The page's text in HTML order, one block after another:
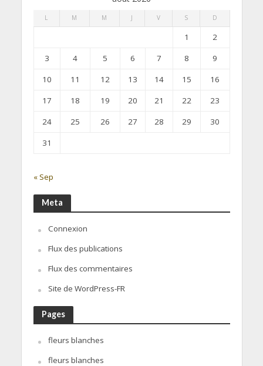
L M M J V S D
1
2
3
4 5 6 7 8
9
10
11 12 13 14 15
16
17
18 19 20 21 22
23
24
25 26 27 28 29
30
31
« Sep
Meta
Connexion
Flux des publications
Flux des commentaires
Site de WordPress-FR
Pages
fleurs blanches
fleurs blanches